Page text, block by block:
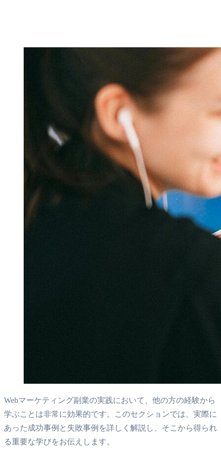
Webマーケティング副業の実践において、他の方の経験から
学ぶことは非常に効果的です。このセクションでは、実際に
あった成功事例と失敗事例を詳しく解説し、そこから得られ
る重要な学びをお伝えします。